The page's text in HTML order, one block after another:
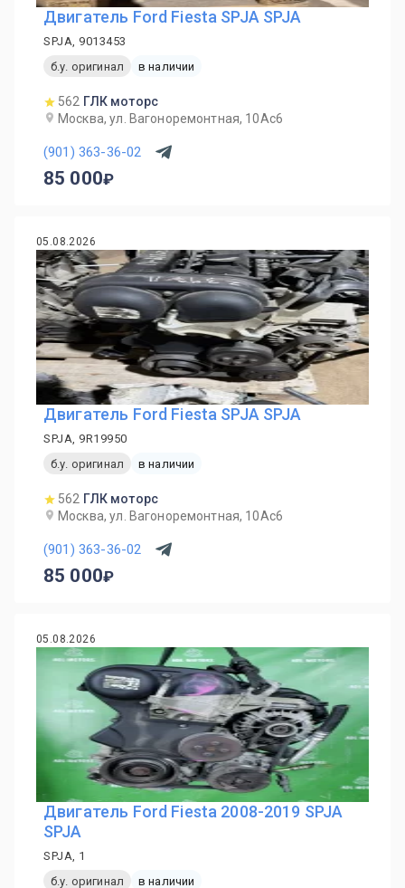
Двигатель Ford Fiesta SPJA SPJA
SPJA, 9013453
б.у. оригинал
в наличии
562 ГЛК моторс
Москва, ул. Вагоноремонтная, 10Ас6
(901) 363-36-02
85 000
05.08.2026
Двигатель Ford Fiesta SPJA SPJA
SPJA, 9R19950
б.у. оригинал
в наличии
562 ГЛК моторс
Москва, ул. Вагоноремонтная, 10Ас6
(901) 363-36-02
85 000
05.08.2026
Двигатель Ford Fiesta 2008-2019 SPJA
SPJA
SPJA, 1
б.у. оригинал
в наличии